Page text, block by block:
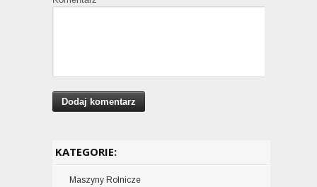
KATEGORIE:
Maszyny Rolnicze